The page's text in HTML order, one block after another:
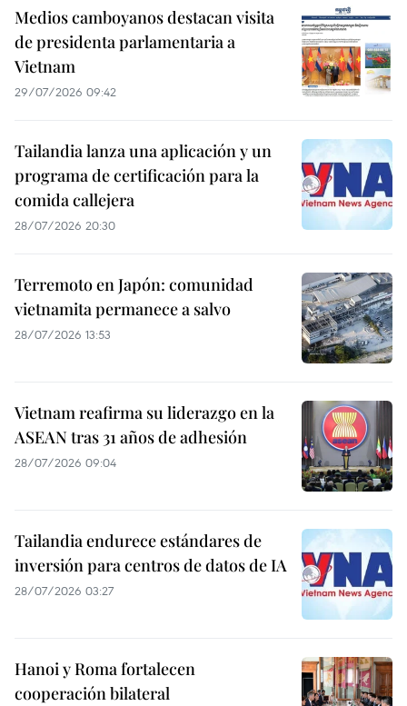
Medios camboyanos destacan visita
de presidenta parlamentaria a
Vietnam
29/07/2026 09:42
Tailandia lanza una aplicación y un
programa de certificación para la
comida callejera
28/07/2026 20:30
Terremoto en Japón: comunidad
vietnamita permanece a salvo
28/07/2026 13:53
Vietnam reafirma su liderazgo en la
ASEAN tras 31 años de adhesión
28/07/2026 09:04
Tailandia endurece estándares de
inversión para centros de datos de IA
28/07/2026 03:27
Hanoi y Roma fortalecen
cooperación bilateral